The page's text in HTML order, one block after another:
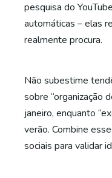
pesquisa do
automáticas – elas
realmente procura.
Não subestime
sobre “organização
janeiro, enquanto
verão. Combine
sociais para validar